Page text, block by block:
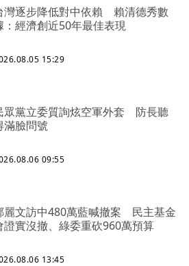
灣逐步降低對中依賴 賴清德秀數
：經濟創近50年最佳表現
15:29
眾黨立委質詢炫空軍外套 防長聽
滿臉問號
09:55
麗文訪中480萬藍喊撤案 民主基金
證實沒撤、綠委重砍960萬預算
13:45